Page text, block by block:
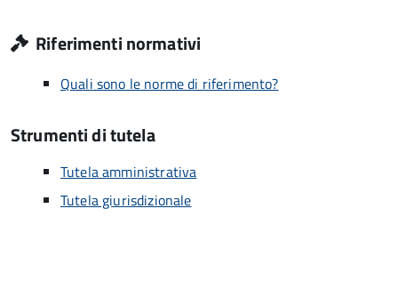
Riferimenti normativi
Quali sono le norme di riferimento?
Strumenti di tutela
Tutela amministrativa
Tutela giurisdizionale